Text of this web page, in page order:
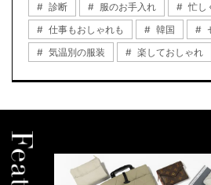
診断
服のお手入れ
忙し
仕事もおしゃれも
韓国
気温別の服装
楽しておしゃれ